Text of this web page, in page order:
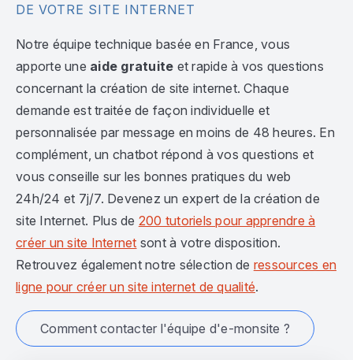
DE VOTRE SITE INTERNET
Notre équipe technique basée en France, vous
apporte une aide gratuite et rapide à vos questions
concernant la création de site internet. Chaque
demande est traitée de façon individuelle et
personnalisée par message en moins de 48 heures. En
complément, un chatbot répond à vos questions et
vous conseille sur les bonnes pratiques du web
24h/24 et 7j/7. Devenez un expert de la création de
site Internet. Plus de 200 tutoriels pour apprendre à
créer un site Internet sont à votre disposition.
Retrouvez également notre sélection de ressources en
ligne pour créer un site internet de qualité.
Comment contacter l'équipe d'e-monsite ?